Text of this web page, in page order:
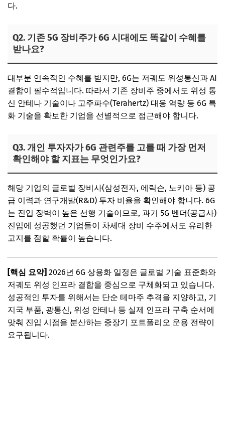
다.
Q2. 기존 5G 장비주가 6G 시대에도 똑같이 수혜를
받나요?
대부분 연속적인 수혜를 받지만, 6G는 저궤도 위성통신과 AI
결합이 필수적입니다. 따라서 기존 장비주 중에서도 위성 통
신 안테나 기술이나 고주파수(Terahertz) 대응 역량 등 6G 특
화 기술을 확보한 기업을 선별적으로 접근해야 합니다.
Q3. 개인 투자자가 6G 관련주를 고를 때 가장 먼저
확인해야 할 지표는 무엇인가요?
해당 기업의 글로벌 장비사(삼성전자, 에릭슨, 노키아 등) 공
급 이력과 연구개발(R&D) 투자 비율을 확인해야 합니다. 6G
는 진입 장벽이 높은 선행 기술이므로, 과거 5G 벤더(공급사)
진입에 성공했던 기업들이 차세대 장비 수주에서도 유리한
고지를 점할 확률이 높습니다.
[핵심 요약] 2026년 6G 상용화 일정은 글로벌 기술 표준화와
저궤도 위성 인프라 결합을 중심으로 구체화되고 있습니다.
성공적인 투자를 위해서는 단순 테마주 추격을 지양하고, 기
지국 부품, 광통신, 위성 안테나 등 실제 인프라 구축 순서에
맞춰 진입 시점을 분산하는 중장기 포트폴리오 운용 전략이
요구됩니다.